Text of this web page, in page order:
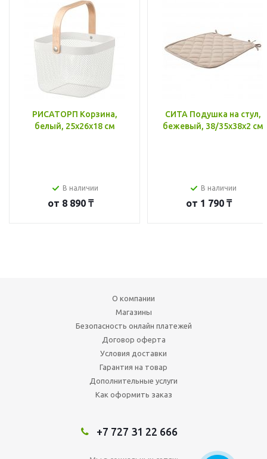
РИСАТОРП Корзина,
белый, 25x26x18 см
В наличии
от 8 890 ₸
СИТА Подушка на стул,
бежевый, 38/35x38x2 см
В наличии
от 1 790 ₸
О компании
Магазины
Безопасность онлайн платежей
Договор оферта
Условия доставки
Гарантия на товар
Дополнительные услуги
Как оформить заказ
+7 727 31 22 666